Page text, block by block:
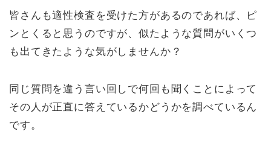
皆さんも適性検査を受けた方があるのであれば、ピ
ンとくると思うのですが、似たような質問がいくつ
も出てきたような気がしませんか？
同じ質問を違う言い回しで何回も聞くことによって
その人が正直に答えているかどうかを調べているん
です。